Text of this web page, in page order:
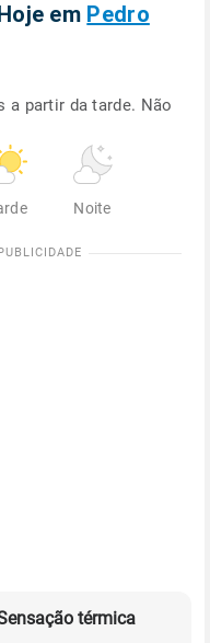
em Pedro
a partir da tarde. Não
Noite
térmica